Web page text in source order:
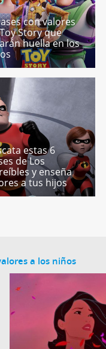
con valores
Story que
huella en los
estas 6
de Los
y enseña
a tus hijos
a los niños